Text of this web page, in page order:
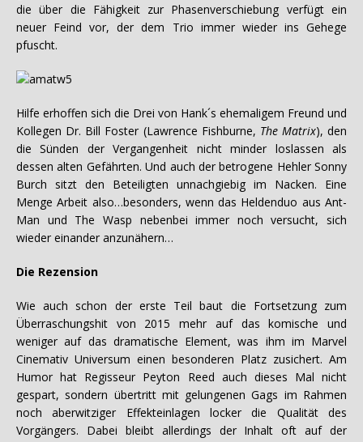
die über die Fähigkeit zur Phasenverschiebung verfügt ein
neuer Feind vor, der dem Trio immer wieder ins Gehege
pfuscht.
Hilfe erhoffen sich die Drei von Hank´s ehemaligem Freund und
Kollegen Dr. Bill Foster (Lawrence Fishburne, The Matrix), den
die Sünden der Vergangenheit nicht minder loslassen als
dessen alten Gefährten. Und auch der betrogene Hehler Sonny
Burch sitzt den Beteiligten unnachgiebig im Nacken. Eine
Menge Arbeit also…besonders, wenn das Heldenduo aus Ant-
Man und The Wasp nebenbei immer noch versucht, sich
wieder einander anzunähern…
Die Rezension
Wie auch schon der erste Teil baut die Fortsetzung zum
Überraschungshit von 2015 mehr auf das komische und
weniger auf das dramatische Element, was ihm im Marvel
Cinemativ Universum einen besonderen Platz zusichert. Am
Humor hat Regisseur Peyton Reed auch dieses Mal nicht
gespart, sondern übertritt mit gelungenen Gags im Rahmen
noch aberwitziger Effekteinlagen locker die Qualität des
Vorgängers. Dabei bleibt allerdings der Inhalt oft auf der